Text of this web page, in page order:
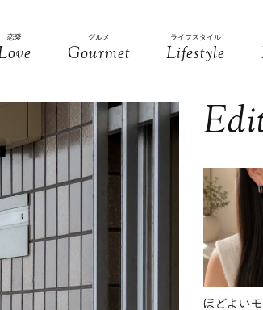
恋愛 グルメ
Gourmet
ライフスタイル
Lifestyle
ほどよい